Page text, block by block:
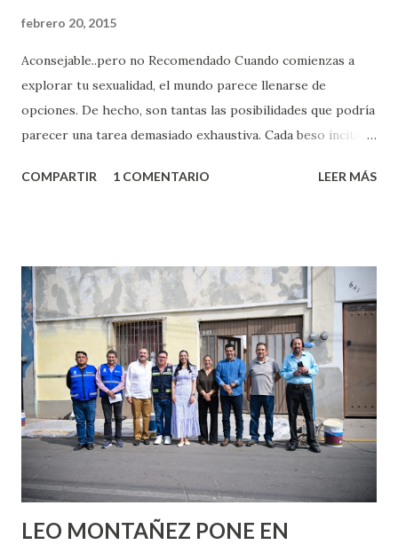
febrero 20, 2015
Aconsejable..pero no Recomendado Cuando comienzas a
explorar tu sexualidad, el mundo parece llenarse de
opciones. De hecho, son tantas las posibilidades que podría
parecer una tarea demasiado exhaustiva. Cada beso incita
partes de ti que jamás hubieras imaginado. El problema es
conoces ni la mitad de lo que deberías saber. Pero incluso
quienes ya han tenido relaciones sexuales no son expertos
o expertas en el tema. Siempre hay algo nuevo que
aprender y nuevas experiencias que conocer. Si eres una
chica y aún no has tenido relaciones sexuales, tal vez
pienses que el sexo será increíble y no puedas esperar para
experimentarlo, pero como cualquier persona con
experiencia te dirá, siempre es mejor cuando ambas partes
son suficientemen...
COMPARTIR 1 COMENTARIO LEER MÁS
LEO MONTAÑEZ PONE EN